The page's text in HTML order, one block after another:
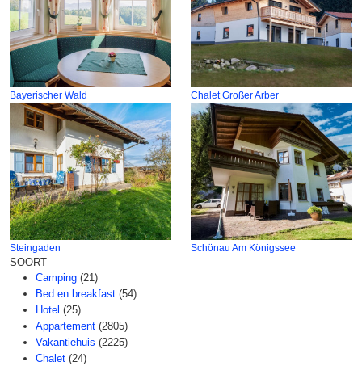
Bayerischer Wald Chalet Großer Arber
Steingaden Schönau Am Königssee
SOORT
Camping (21)
Bed en breakfast (54)
Hotel (25)
Appartement (2805)
Vakantiehuis (2225)
Chalet (24)